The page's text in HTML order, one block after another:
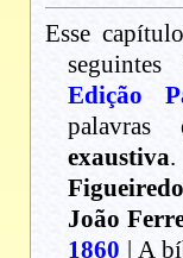
Esse
Edição
exaustiva
João
1860 | A